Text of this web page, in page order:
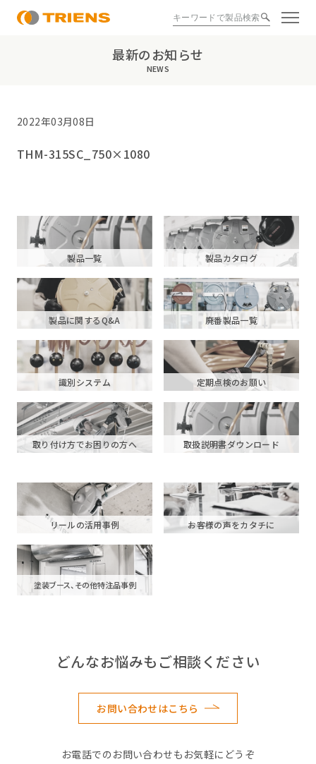
最新のお知らせ
NEWS
2022年03月08日
THM-315SC_750×1080
製品一覧 製品カタログ
製品に関するQ&A 廃番製品一覧
識別システム 定期点検のお願い
取り付け方でお困りの方へ 取扱説明書ダウンロード
リールの活用事例 お客様の声をカタチに
塗装ブース、その他特注品事例
どんなお悩みもご相談ください
お問い合わせはこちら
お電話でのお問い合わせもお気軽にどうぞ